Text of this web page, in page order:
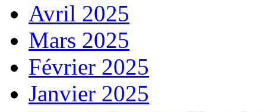
Avril 2025
Mars 2025
Février 2025
Janvier 2025